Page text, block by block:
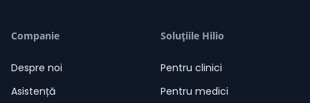
Companie
Despre noi
Asistență
Soluțiile Hilio
Pentru clinici
Pentru medici